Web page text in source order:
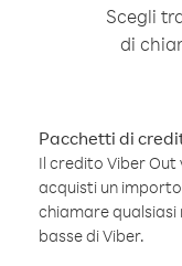
Scegli
di
Pacchetti di
Il credito Viber
acquisti un
chiamare
basse di Viber.